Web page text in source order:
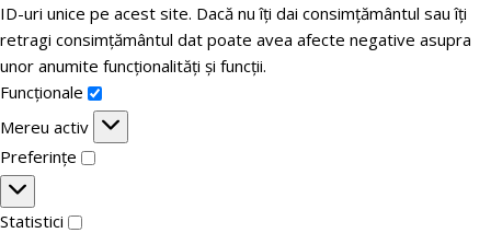
ID-uri unice pe acest site. Dacă nu îți dai consimțământul sau îți
retragi consimțământul dat poate avea afecte negative asupra
unor anumite funcționalități și funcții.
Funcționale
Mereu activ
Preferințe
Statistici